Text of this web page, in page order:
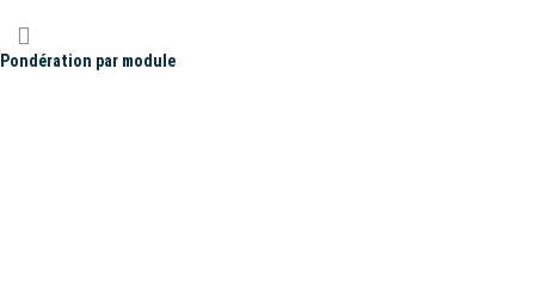
Pondération par module